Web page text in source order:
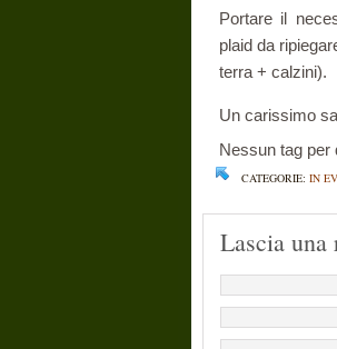
Portare il
plaid da
terra + calzini).
Un carissimo
Nessun tag per
CATEGORIE: IN
Lascia una